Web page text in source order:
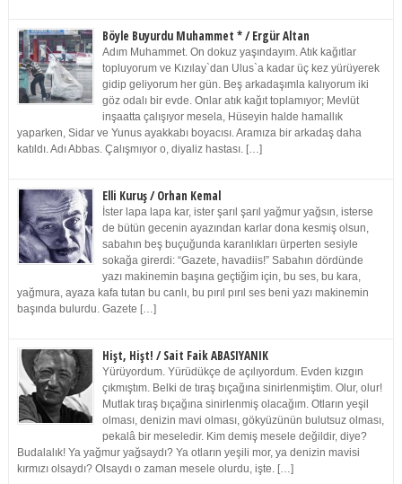
Böyle Buyurdu Muhammet * / Ergür Altan
Adım Muhammet. On dokuz yaşındayım. Atık kağıtlar
topluyorum ve Kızılay`dan Ulus`a kadar üç kez yürüyerek
gidip geliyorum her gün. Beş arkadaşımla kalıyorum iki
göz odalı bir evde. Onlar atık kağıt toplamıyor; Mevlüt
inşaatta çalışıyor mesela, Hüseyin halde hamallık
yaparken, Sidar ve Yunus ayakkabı boyacısı. Aramıza bir arkadaş daha
katıldı. Adı Abbas. Çalışmıyor o, diyaliz hastası. […]
Elli Kuruş / Orhan Kemal
İster lapa lapa kar, ister şarıl şarıl yağmur yağsın, isterse
de bütün gecenin ayazından karlar dona kesmiş olsun,
sabahın beş buçuğunda karanlıkları ürperten sesiyle
sokağa girerdi: “Gazete, havadiis!” Sabahın dördünde
yazı makinemin başına geçtiğim için, bu ses, bu kara,
yağmura, ayaza kafa tutan bu canlı, bu pırıl pırıl ses beni yazı makinemin
başında bulurdu. Gazete […]
Hişt, Hişt! / Sait Faik ABASIYANIK
Yürüyordum. Yürüdükçe de açılıyordum. Evden kızgın
çıkmıştım. Belki de tıraş bıçağına sinirlenmiştim. Olur, olur!
Mutlak tıraş bıçağına sinirlenmiş olacağım. Otların yeşil
olması, denizin mavi olması, gökyüzünün bulutsuz olması,
pekalâ bir meseledir. Kim demiş mesele değildir, diye?
Budalalık! Ya yağmur yağsaydı? Ya otların yeşili mor, ya denizin mavisi
kırmızı olsaydı? Olsaydı o zaman mesele olurdu, işte. […]